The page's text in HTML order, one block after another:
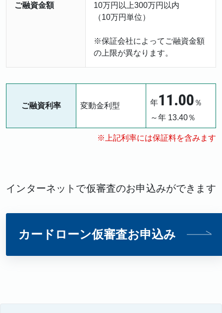
ご融資金額
10万円以上300万円以内
（10万円単位）
※保証会社によってご融資金額
の上限が異なります。
※上記利率には保証料を含みます
ご融資利率 変動金利型 年11.00 ％
～年 13.40％
インターネットで仮審査のお申込みができます
カードローン仮審査お申込み